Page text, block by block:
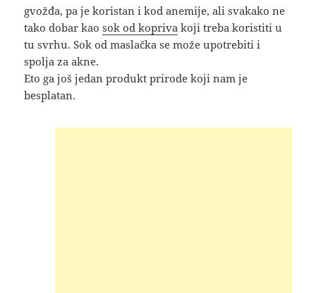
gvožđa, pa je koristan i kod anemije, ali svakako ne
tako dobar kaosok od kopriva koji treba koristiti u
tu svrhu. Sok od maslačka se može upotrebiti i
spolja za akne.
Eto ga još jedan produkt prirode koji nam je
besplatan.